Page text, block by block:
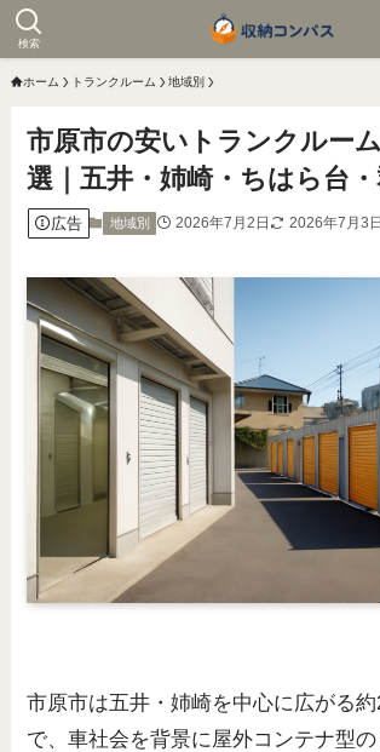
検索
ホーム トランクルーム 地域別
市原市の安いトランクルー
選｜五井・姉崎・ちはら台
広告 地域別 2026年7月2日 2026年7月3日
市原市は五井・姉崎を中心に広がる
で、車社会を背景に屋外コンテナ型